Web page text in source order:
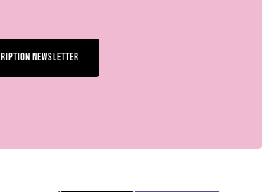
NEWSLETTER